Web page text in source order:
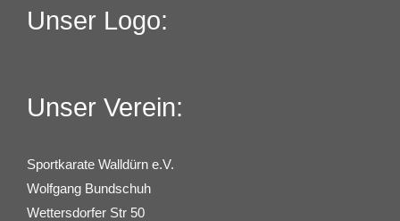
Unser Logo:
Unser Verein:
Sportkarate Walldürn e.V.
Wolfgang Bundschuh
Wettersdorfer Str 50